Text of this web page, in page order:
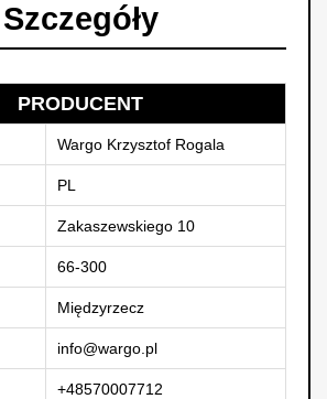
Szczegóły
PRODUCENT
Wargo Krzysztof Rogala
PL
Zakaszewskiego 10
66-300
Międzyrzecz
info@wargo.pl
+48570007712